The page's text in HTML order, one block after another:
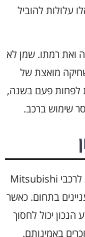
עלולות להוביל
ואת רמתו. שמן לא
מואצת של
לפחות פעם בשנה,
שימוש ברכב.
בעידן המודרני, הבנת המידע הנוגע לרכבי Mitsubishi
בתחום. כאשר
יכול לחסוך
באמינותם.